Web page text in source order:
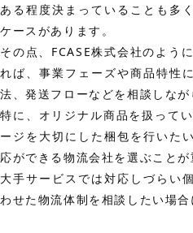
ある程度決まっていることも多
ケースがあります。
その点、FCASE株式会社のよう
れば、事業フェーズや商品特性
法、発送フローなどを相談しなが
特に、オリジナル商品を扱って
ージを大切にした梱包を行いた
応ができる物流会社を選ぶことが
大手サービスでは対応しづらい
わせた物流体制を相談したい場合